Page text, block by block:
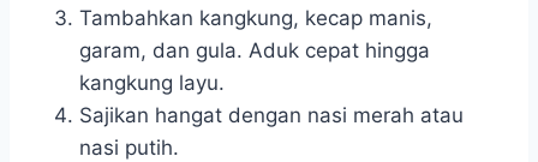
Tambahkan kangkung, kecap manis,
garam, dan gula. Aduk cepat hingga
kangkung layu.
Sajikan hangat dengan nasi merah atau
nasi putih.